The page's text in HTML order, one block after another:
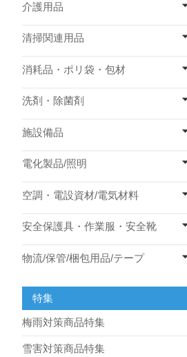
介護用品
清掃関連用品
消耗品・ポリ袋・包材
洗剤・除菌剤
施設備品
電化製品/照明
空調・電設資材/電気材料
安全保護具・作業服・安全靴
物流/保管/梱包用品/テープ
特集
梅雨対策商品特集
雪害対策商品特集